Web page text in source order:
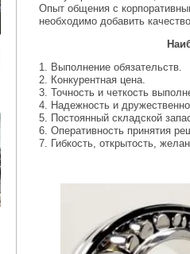
Опыт общения с
необходимо добавить
1. Выполнение обязательств.
2. Конкурентная цена.
3. Точность и четкость
4. Надежность и
5. Постоянный складской
6. Оперативность принятия
7. Гибкость, открытость,